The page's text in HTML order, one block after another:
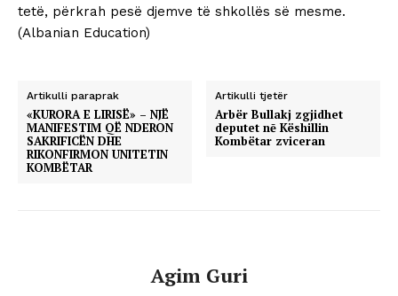
tetë, përkrah pesë djemve të shkollës së mesme.
(Albanian Education)
Artikulli paraprak
«KURORA E LIRISË» – NJË
MANIFESTIM QË NDERON
SAKRIFICËN DHE
RIKONFIRMON UNITETIN
KOMBËTAR
Artikulli tjetër
Arbër Bullakj zgjidhet
deputet nē Këshillin
Kombëtar zviceran
Agim Guri